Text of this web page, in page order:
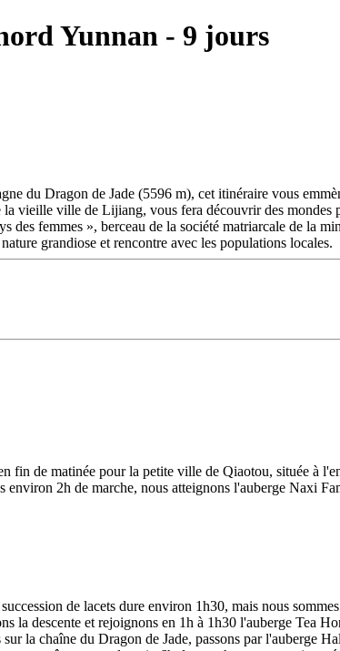
Yunnan - 9 jours
du Dragon de Jade (5596 m), cet itinéraire vous
vieille ville de Lijiang, vous fera découvrir des mondes
femmes », berceau de la société matriarcale de la
grandiose et rencontre avec les populations locales.
de matinée pour la petite ville de Qiaotou, située à
2h de marche, nous atteignons l'auberge Naxi
de lacets dure environ 1h30, mais nous
la descente et rejoignons en 1h à 1h30 l'auberge Tea
la chaîne du Dragon de Jade, passons par l'auberge